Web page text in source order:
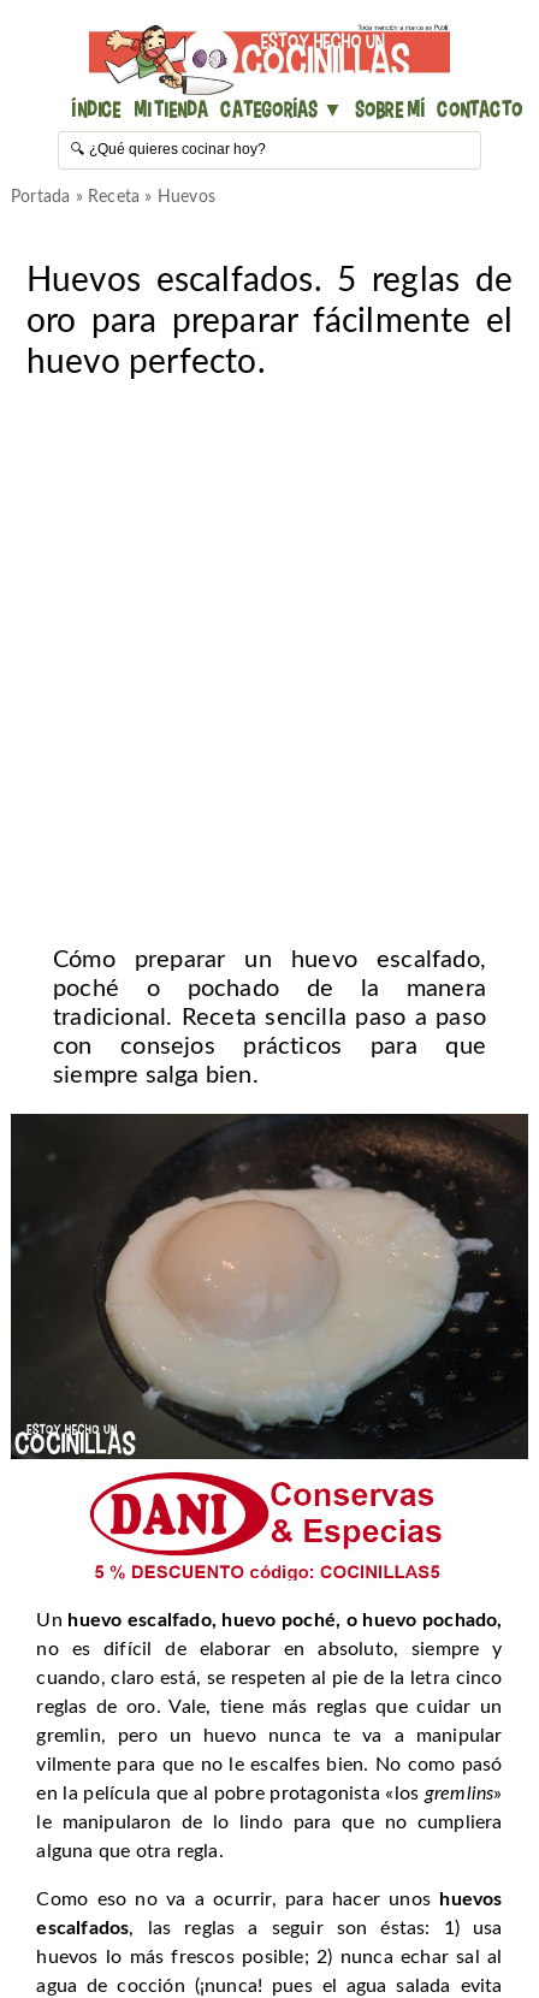
Índice Mi Tienda Categorías ▼ Sobre mí Contacto
Portada » Receta » Huevos
Huevos escalfados. 5 reglas de
oro para preparar fácilmente el
huevo perfecto.
Cómo preparar un huevo escalfado,
poché o pochado de la manera
tradicional. Receta sencilla paso a paso
con consejos prácticos para que
siempre salga bien.
Un huevo escalfado, huevo poché, o huevo pochado,
no es difícil de elaborar en absoluto, siempre y
cuando, claro está, se respeten al pie de la letra cinco
reglas de oro. Vale, tiene más reglas que cuidar un
gremlin, pero un huevo nunca te va a manipular
vilmente para que no le escalfes bien. No como pasó
en la película que al pobre protagonista «los gremlins»
le manipularon de lo lindo para que no cumpliera
alguna que otra regla.
Como eso no va a ocurrir, para hacer unos
huevos
escalfados, las reglas a seguir son éstas: 1) usa
huevos lo más frescos posible; 2) nunca echar sal al
agua de cocción (¡nunca! pues el agua salada evita